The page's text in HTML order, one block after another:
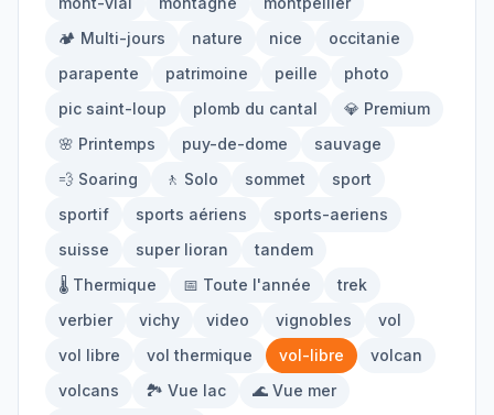
Carte des Spots Comparateur Prix
Quiz Parapente
À propos
Contact
🏕️ Multi-jours
nature nice
occitanie
parapente
patrimoine peille
photo
pic saint-loup
plomb du cantal
💎 Premium
🌸 Printemps
puy-de-dome
sauvage
💨 Soaring
🚶 Solo sommet
sport
sportif
sports aériens
sports-aeriens
suisse
super lioran
tandem
🌡️ Thermique
📅 Toute l'année
trek
verbier
vichy video vignobles
vol
vol libre
vol thermique vol-libre
volcan
volcans
🏞️ Vue lac
🌊 Vue mer